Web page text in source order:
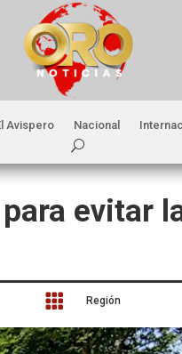
Avispero Nacional
evitar
 Región